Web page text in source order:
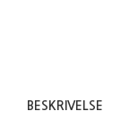
BESKRIVELSE